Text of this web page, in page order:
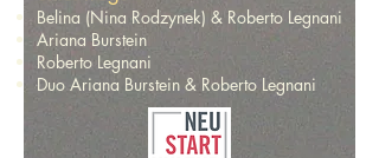
Belina (Nina Rodzynek) & Roberto Legnani
Ariana Burstein
Roberto Legnani
Duo Ariana Burstein & Roberto Legnani